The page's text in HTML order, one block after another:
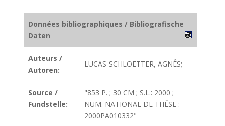
Données bibliographiques / Bibliografische
Daten
Auteurs /
Autoren:
LUCAS-SCHLOETTER, AGNÊS;
Source /
Fundstelle:
"853 P. ; 30 CM ; S.L.: 2000 ;
NUM. NATIONAL DE THÊSE :
2000PA010332"